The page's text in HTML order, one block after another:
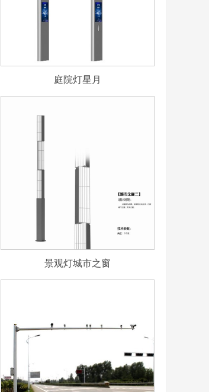
庭院灯星月
景观灯城市之窗